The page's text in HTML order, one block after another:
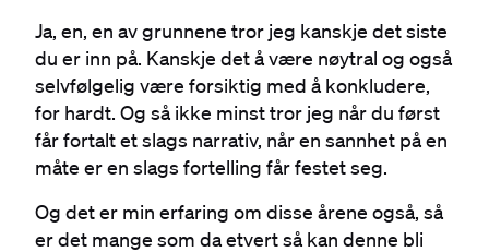
Ja, en, en av grunnene tror jeg kanskje det siste
du er inn på. Kanskje det å være nøytral og også
selvfølgelig være forsiktig med å konkludere,
for hardt. Og så ikke minst tror jeg når du først
får fortalt et slags narrativ, når en sannhet på en
måte er en slags fortelling får festet seg.
Og det er min erfaring om disse årene også, så
er det mange som da etvert så kan denne bli